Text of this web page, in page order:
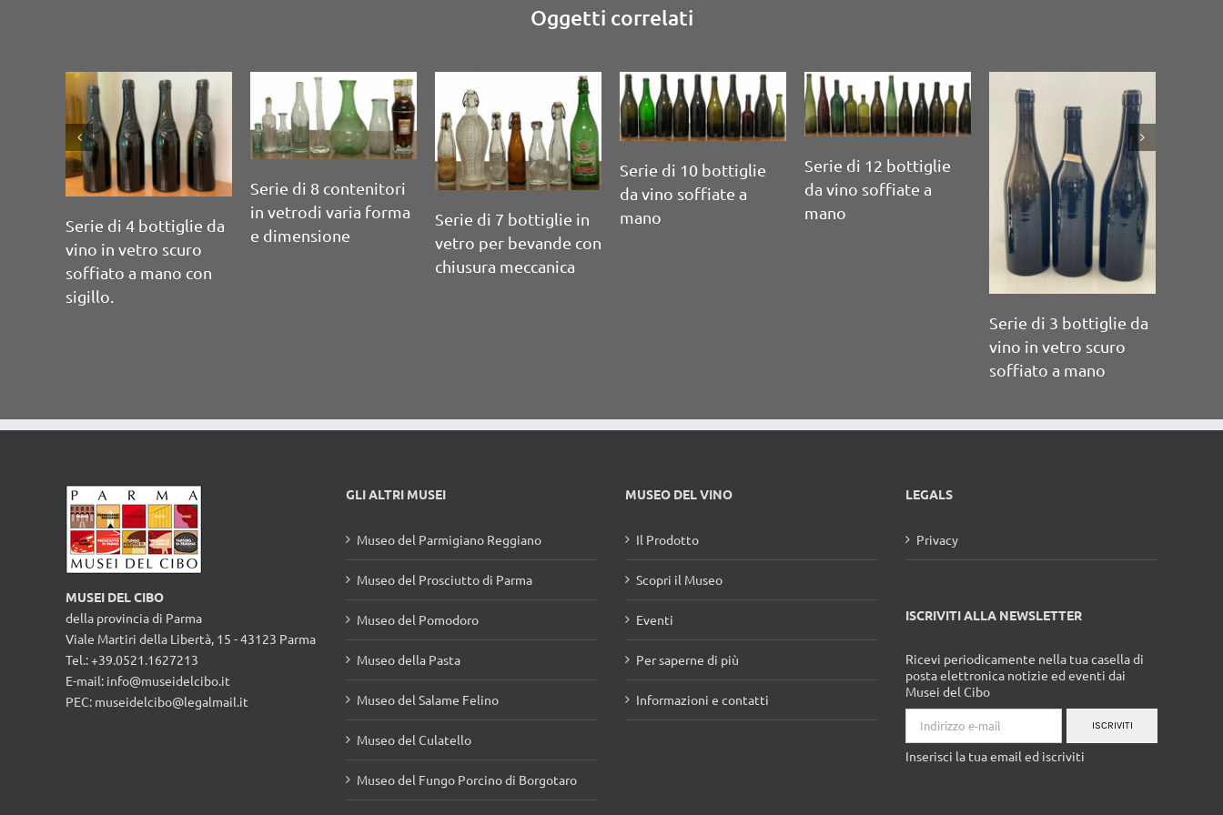
Oggetti correlati
paglia e vimini
Stampo per soffiatura
Serie di 4 bottiglie da
maraschino in vetro
rivestite in paglia
Serie di 5 bottiglie da
vino in vetro scuro
soffiato a mano con
sigillo.
MUSEI DEL CIBO
della provincia di Parma
Viale Martiri della Libertà, 15 - 43123 Parma
GLI ALTRI MUSEI
Museo del Parmigiano Reggiano
Museo del Prosciutto di Parma
Museo del Pomodoro
Museo della Pasta
Museo del Salame Felino
Museo del Culatello
MUSEO DEL VINO
Il Prodotto
Scopri il Museo
Eventi
Per saperne di più
LEGALS
ISCRIVITI ALLA NEWSLETTER
Ricevi periodicamente nella tua casella di
posta elettronica notizie ed eventi dai
Musei del Cibo